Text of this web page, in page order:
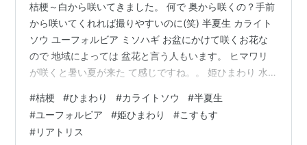
桔梗～白から咲いてきました。 何で 奥から咲くの？手前
から咲いてくれれば撮りやすいのに(笑) 半夏生 カライト
ソウ ユーフォルビア ミソハギ お盆にかけて咲くお花な
ので 地域によっては 盆花と言う人もいます。 ヒマワリ
が咲くと暑い夏が来た て感じですね。。 姫ひまわり 水
撮りました・・咲き始めです。。。 ペチュニア 少々雨が
降りましたが 花壇が濡れる降り方ではなかったです すぐ
晴れて また曇ったり 気まぐれな天気です 紫陽花が 終わ
#桔梗 #ひまわり #カライトソウ #半夏生
#ユーフォルビア #姫ひまわり #こすもす
#リアトリス